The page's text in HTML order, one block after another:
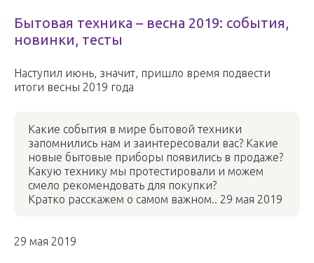
Бытовая техника – весна 2019: события,
новинки, тесты
Наступил июнь, значит, пришло время подвести
итоги весны 2019 года
Какие события в мире бытовой техники
запомнились нам и заинтересовали вас? Какие
новые бытовые приборы появились в продаже?
Какую технику мы протестировали и можем
смело рекомендовать для покупки?
Кратко расскажем о самом важном.. 29 мая 2019
29 мая 2019